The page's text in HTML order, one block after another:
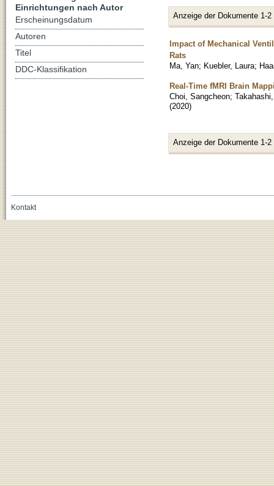
Anzeige der Dokumente 1-2
Impact of Mechanical
Rats
Ma, Yan; Kuebler, Laura;
Real-Time fMRI Brain
Choi, Sangcheon;
(2020)
Anzeige der Dokumente 1-2
Einrichtungen nach Autor
Erscheinungsdatum
Autoren
Titel
DDC-Klassifikation
Kontakt